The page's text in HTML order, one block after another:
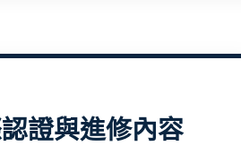
證與進修內容